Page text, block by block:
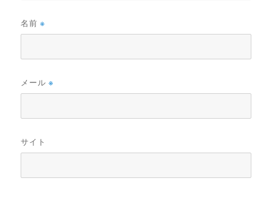
名前※
メール※
サイト